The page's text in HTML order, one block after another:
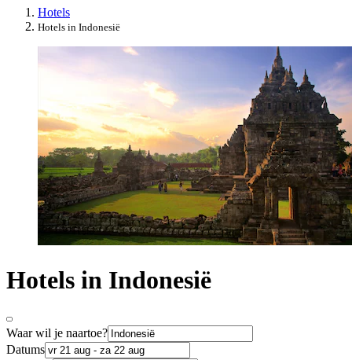
Hotels
Hotels in Indonesië
Hotels in Indonesië
Waar wil je naartoe?
Datums